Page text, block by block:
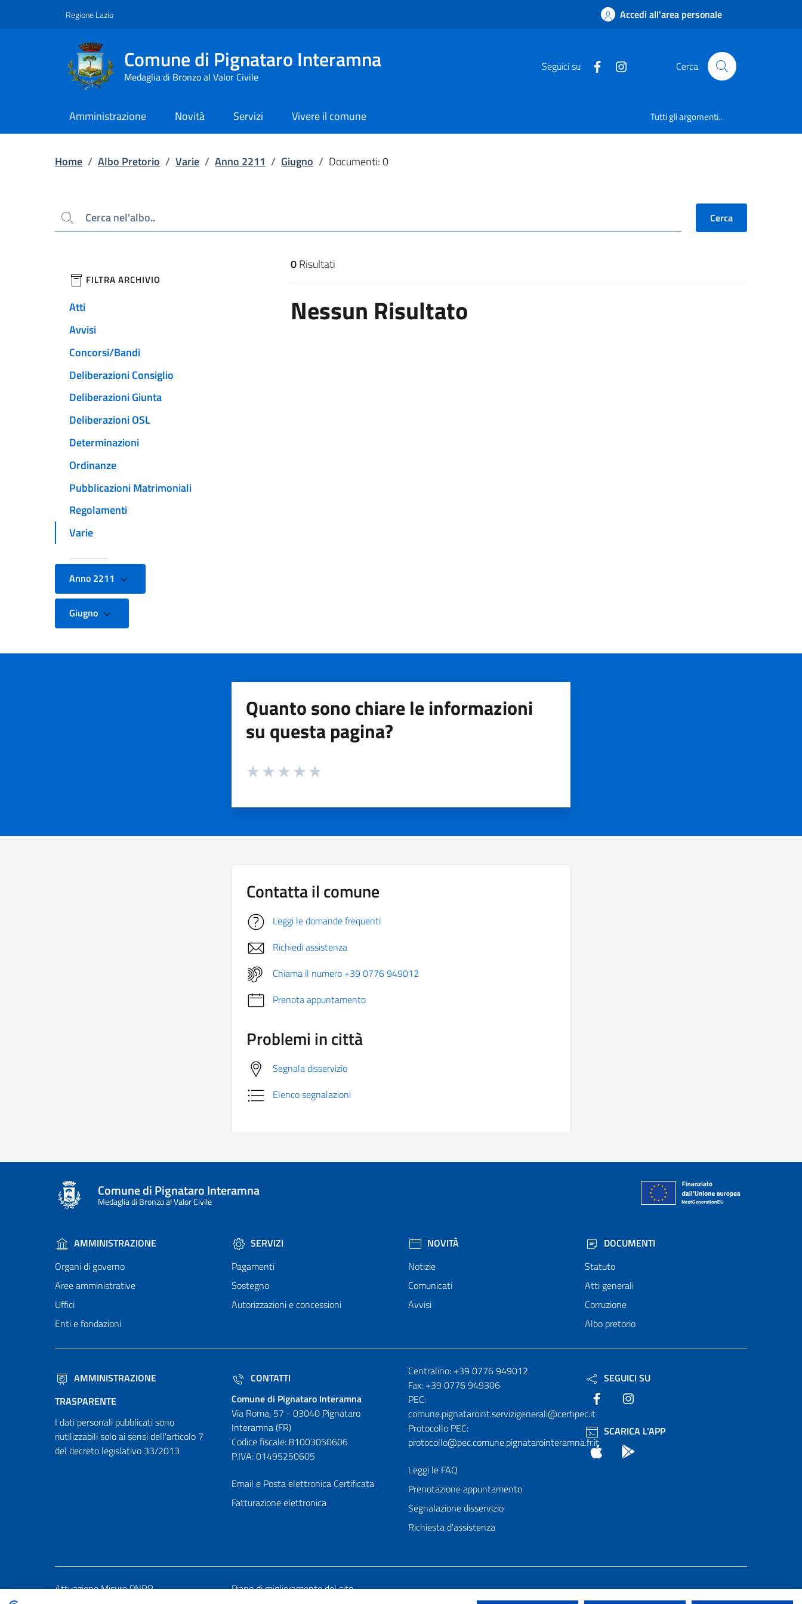
Regione Lazio Accedi all'area personale
Comune di Pignataro Interamna
Medaglia di Bronzo al Valor Civile
Seguici su Cerca
Amministrazione Novità Servizi Vivere il comune Tutti gli argomenti..
Home / Albo Pretorio / Varie / Anno 2211 / Giugno / Documenti: 0
Cerca Cerca
filtri da applicare
FILTRA ARCHIVIO
Atti
Avvisi
Concorsi/Bandi
Deliberazioni Consiglio
Deliberazioni Giunta
Deliberazioni OSL
Determinazioni
Ordinanze
Pubblicazioni Matrimoniali
Regolamenti
Varie
Anno 2211
Giugno
Risultati di ricerca
0Risultati
Nessun Risultato
Quanto sono chiare le informazioni
su questa pagina?
Valuta da 1 a 5 stelle la pagina
Contatta il comune
Leggi le domande frequenti
Richiedi assistenza
Chiama il numero +39 0776 949012
Prenota appuntamento
Problemi in città
Segnala disservizio
Elenco segnalazioni
Comune di Pignataro Interamna
Medaglia di Bronzo al Valor Civile
AMMINISTRAZIONE
Organi di governo
Aree amministrative
Uffici
Enti e fondazioni
SERVIZI
Pagamenti
Sostegno
Autorizzazioni e concessioni
NOVITÀ
Notizie
Comunicati
Avvisi
DOCUMENTI
Statuto
Atti generali
Corruzione
Albo pretorio
AMMINISTRAZIONE
TRASPARENTE
I dati personali pubblicati sono
riutilizzabili solo ai sensi dell'articolo 7
del decreto legislativo 33/2013
CONTATTI
Comune di Pignataro Interamna
Via Roma, 57 - 03040 Pignataro
Interamna (FR)
Codice fiscale: 81003050606
P.IVA: 01495250605
Email e Posta elettronica Certificata
Fatturazione elettronica
Numeri utili
Centralino: +39 0776 949012
Fax: +39 0776 949306
PEC:
comune.pignataroint.servizigenerali@certipec.it
Protocollo PEC:
protocollo@pec.comune.pignatarointeramna.fr.it
Leggi le FAQ
Prenotazione appuntamento
Segnalazione disservizio
Richiesta d'assistenza
SEGUICI SU
Facebook
SCARICA L'APP
App Store
Attuazione Misure PNRR Piano di miglioramento del sito